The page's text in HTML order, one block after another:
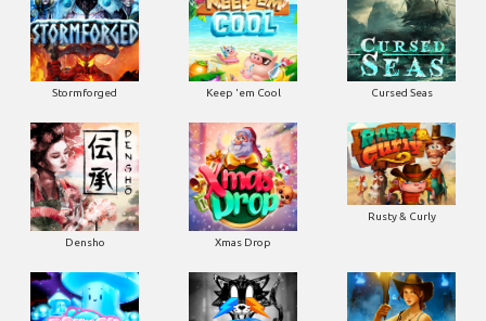
Stormforged Keep 'em Cool Cursed Seas
Densho Xmas Drop
Rusty & Curly